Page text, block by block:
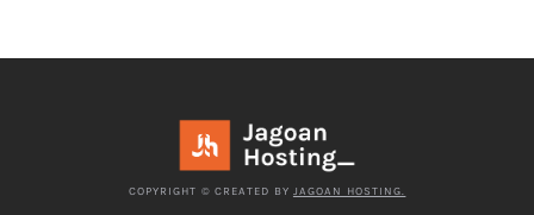
COPYRIGHT © CREATED BY JAGOAN HOSTING.